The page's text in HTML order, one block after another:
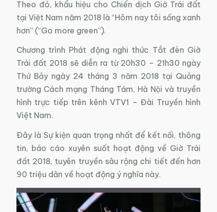
Theo đó, khẩu hiệu cho Chiến dịch Giờ Trái đất
tại Việt Nam năm 2018 là “Hôm nay tôi sống xanh
hơn” (“Go more green”).
Chương trình Phát động nghi thức Tắt đèn Giờ
Trái đất 2018 sẽ diễn ra từ 20h30 – 21h30 ngày
Thứ Bảy ngày 24 tháng 3 năm 2018 tại Quảng
trường Cách mạng Tháng Tám, Hà Nội và truyền
hình trực tiếp trên kênh VTV1 – Đài Truyền hình
Việt Nam.
Đây là Sự kiện quan trọng nhất để kết nối, thông
tin, báo cáo xuyên suốt hoạt động về Giờ Trái
đất 2018, tuyên truyền sâu rộng chi tiết đến hơn
90 triệu dân về hoạt động ý nghĩa này.